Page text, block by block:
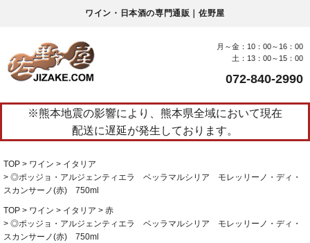
ワイン・日本酒の専門通販｜佐野屋
月～金：10：00～16：00
土：13：00～15：00
072-840-2990
※熊本地震の影響により、熊本県全域において現在
配送に遅延が発生しております。
TOP ワイン
イタリア
◎ポッジョ・アルジェンティエラ ベッラマルシリア モレッリーノ・ディ・
スカンサーノ(赤) 750ml
TOP ワイン イタリア
赤
◎ポッジョ・アルジェンティエラ ベッラマルシリア モレッリーノ・ディ・
スカンサーノ(赤) 750ml